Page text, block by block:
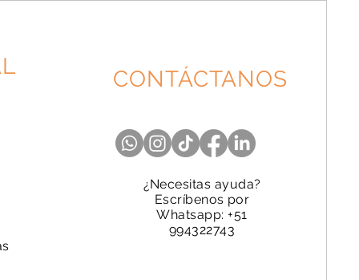
CONTÁCTANOS
¿Necesitas ayuda?
Escríbenos por
Whatsapp: +51
994322743